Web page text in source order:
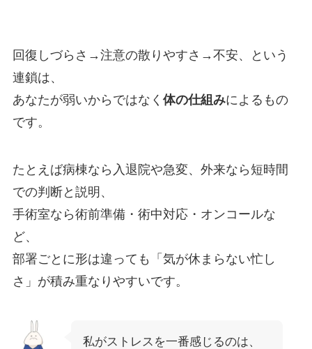
回復しづらさ→注意の散りやすさ→不安、という
連鎖は、
あなたが弱いからではなく 体の仕組みによるもの
です。
たとえば病棟なら入退院や急変、外来なら短時間
での判断と説明、
手術室なら術前準備・術中対応・オンコールな
ど、
部署ごとに形は違っても「気が休まらない忙し
さ」が積み重なりやすいです。
私がストレスを一番感じるのは、